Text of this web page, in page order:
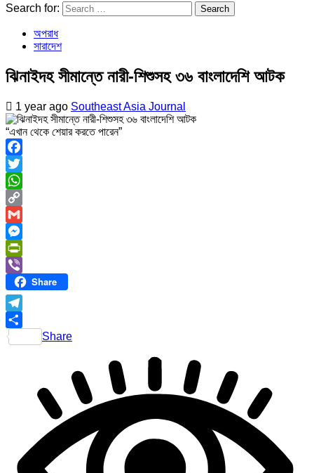
Search for:
অপরাধ
সারাদেশ
ঝিনাইদহ সীমান্তে নারী-শিশুসহ ৩৬ বাংলাদেশি আটক
1 year ago Southeast Asia Journal
“এখান থেকে শেয়ার করতে পারেন”
Facebook
Twitter
WhatsApp
Copy
Link
Gmail
Messenger
PrintFriendly
ViberShare
Telegram
Share